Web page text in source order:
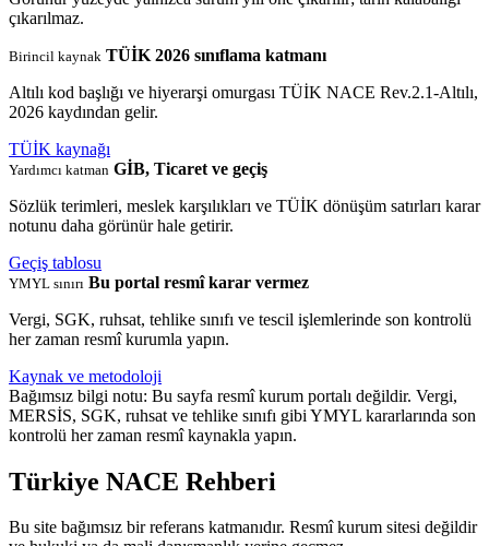
çıkarılmaz.
Birincil kaynak TÜİK 2026 sınıflama katmanı
Altılı kod başlığı ve hiyerarşi omurgası TÜİK NACE Rev.2.1-Altılı,
2026 kaydından gelir.
TÜİK kaynağı
Yardımcı katman GİB, Ticaret ve geçiş
Sözlük terimleri, meslek karşılıkları ve TÜİK dönüşüm satırları karar
notunu daha görünür hale getirir.
Geçiş tablosu
YMYL sınırı Bu portal resmî karar vermez
Vergi, SGK, ruhsat, tehlike sınıfı ve tescil işlemlerinde son kontrolü
her zaman resmî kurumla yapın.
Kaynak ve metodoloji
Bağımsız bilgi notu: Bu sayfa resmî kurum portalı değildir. Vergi,
MERSİS, SGK, ruhsat ve tehlike sınıfı gibi YMYL kararlarında son
kontrolü her zaman resmî kaynakla yapın.
Türkiye NACE Rehberi
Bu site bağımsız bir referans katmanıdır. Resmî kurum sitesi değildir